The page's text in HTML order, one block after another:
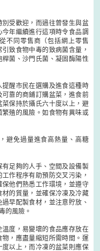
受歡迎，而過往曾發生與盆
年繼續進行這項時令食品調
不同零售商（包括網上零售
致食物中毒的致病菌含量，
菌、沙門氏菌、凝固酶陽性
醒市民在選購及進食這種時
靠的商鋪訂購盆菜，進食前
保持於攝氏六十度以上，避
殖的風險。如食物有異味或
避免過量進食高熱量、高糖
足夠的人手、空間及設備製
作程序有助預防交叉污染，
他們熟悉工作環境，並遵守
的質量，並確保冷凍及冷藏
早配製食材，並注意貯放、
的風險。
度，易變壞的食品應存放在
，應盡量縮短所需時間。運
以上，而冷凍的盆菜則應保